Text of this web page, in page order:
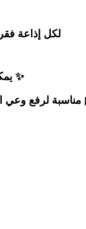
لكل إذاعة
✨
لرفع وعي